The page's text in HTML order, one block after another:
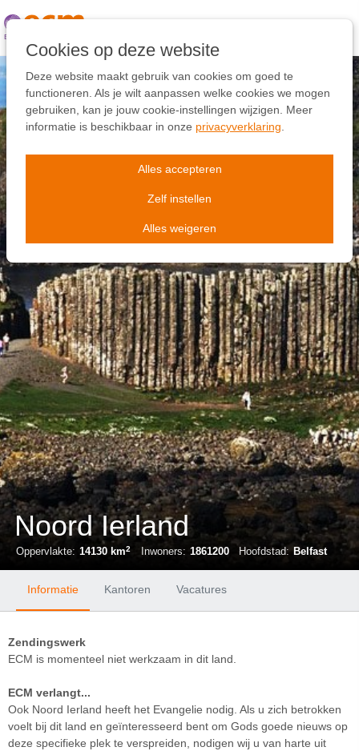
Cookies op deze website
Deze website maakt gebruik van cookies om goed te
functioneren. Als je wilt aanpassen welke cookies we mogen
gebruiken, kan je jouw cookie-instellingen wijzigen. Meer
informatie is beschikbaar in onze privacyverklaring
Alles accepteren
Zelf instellen
Alles weigeren
overslaan
naar
de
inhoud
Ga
naar
navigatie
Noord Ierland
Oppervlakte: 14130 km2 Inwoners: 1861200 Hoofdstad: Belfast
Informatie Kantoren Vacatures
Zendingswerk
ECM is momenteel niet werkzaam in dit land.
ECM verlangt...
Ook Noord Ierland heeft het Evangelie nodig. Als u zich betrokken
voelt bij dit land en geïnteresseerd bent om Gods goede nieuws op
deze specifieke plek te verspreiden, nodigen wij u van harte uit